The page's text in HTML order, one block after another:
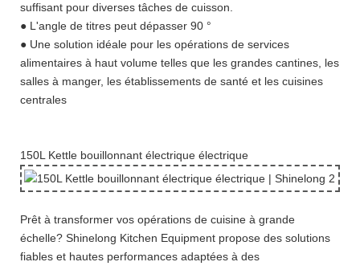
suffisant pour diverses tâches de cuisson.
● L'angle de titres peut dépasser 90 °
● Une solution idéale pour les opérations de services
alimentaires à haut volume telles que les grandes cantines, les
salles à manger, les établissements de santé et les cuisines
centrales
150L Kettle bouillonnant électrique électrique
Prêt à transformer vos opérations de cuisine à grande
échelle? Shinelong Kitchen Equipment propose des solutions
fiables et hautes performances adaptées à des